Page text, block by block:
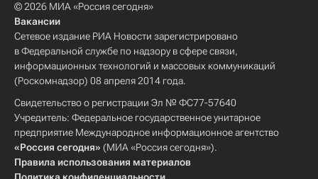
© 2026 МИА «Россия сегодня»
Вакансии
Сетевое издание РИА Новости зарегистрировано
в Федеральной службе по надзору в сфере связи,
информационных технологий и массовых коммуникаций
(Роскомнадзор) 08 апреля 2014 года.
Свидетельство о регистрации Эл № ФС77-57640
Учредитель: Федеральное государственное унитарное
предприятие Международное информационное агентство
«Россия сегодня» (МИА «Россия сегодня»).
Правила использования материалов